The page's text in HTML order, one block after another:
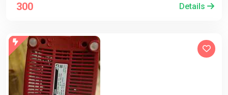
300 Details